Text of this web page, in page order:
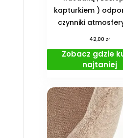
kapturkiem )
czynniki
42,00zł
Zobacz gdzie
najtaniej